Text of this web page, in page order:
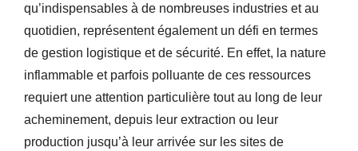
qu’indispensables à de nombreuses industries et au
quotidien, représentent également un défi en termes
de gestion logistique et de sécurité. En effet, la nature
inflammable et parfois polluante de ces ressources
requiert une attention particulière tout au long de leur
acheminement, depuis leur extraction ou leur
production jusqu’à leur arrivée sur les sites de